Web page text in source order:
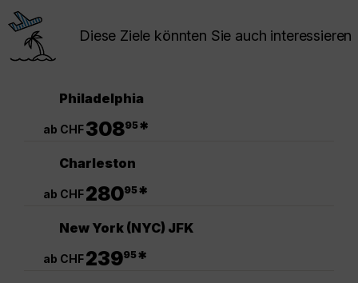
Diese Ziele könnten Sie auch interessieren
Philadelphia
ab CHF30895*
Charleston
ab CHF28095*
New York (NYC) JFK
ab CHF23995*